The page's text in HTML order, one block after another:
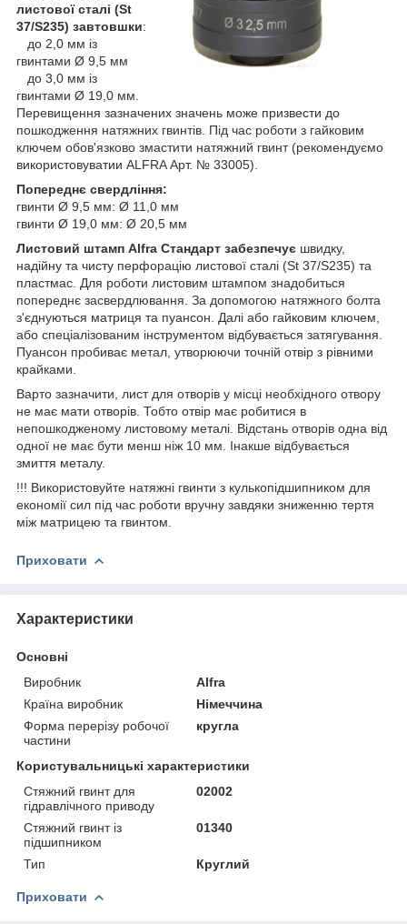
листової сталі (St
37/S235) завтовшки:
до 2,0 мм із
гвинтами Ø 9,5 мм
до 3,0 мм із
гвинтами Ø 19,0 мм.
Перевищення зазначених значень може призвести до
пошкодження натяжних гвинтів. Під час роботи з гайковим
ключем обов'язково змастити натяжний гвинт (рекомендуємо
використовуватии ALFRA Арт. № 33005).
Попереднє свердління:
гвинти Ø 9,5 мм: Ø 11,0 мм
гвинти Ø 19,0 мм: Ø 20,5 мм
Листовий штамп Alfra Стандарт забезпечує швидку,
надійну та чисту перфорацію листової сталі (St 37/S235) та
пластмас. Для роботи листовим штампом знадобиться
попереднє засвердлювання. За допомогою натяжного болта
з'єднуються матриця та пуансон. Далі або гайковим ключем,
або спеціалізованим інструментом відбувається затягування.
Пуансон пробиває метал, утворюючи точній отвір з рівними
крайками.
Варто зазначити, лист для отворів у місці необхідного отвору
не має мати отворів. Тобто отвір має робитися в
непошкодженому листовому металі. Відстань отворів одна від
одної не має бути менш ніж 10 мм. Інакше відбувається
змиття металу.
!!! Використовуйте натяжні гвинти з кулькопідшипником для
економії сил під час роботи вручну завдяки зниженню тертя
між матрицею та гвинтом.
Приховати
Характеристики
Основні
Виробник
Alfra
Країна виробник
Німеччина
Форма перерізу робочої
частини
кругла
Користувальницькі характеристики
Стяжний гвинт для
гідравлічного приводу
02002
Стяжний гвинт із
підшипником
01340
Тип Круглий
Приховати